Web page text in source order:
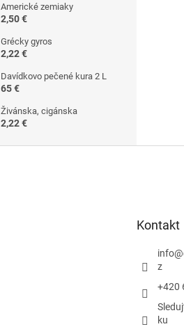
Americké zemiaky
2,50 €
Grécky gyros
2,22 €
Davídkovo pečené kura 2 L
65 €
Živánska, cigánska
2,22 €
Kontakt
info@
z
+420
ku